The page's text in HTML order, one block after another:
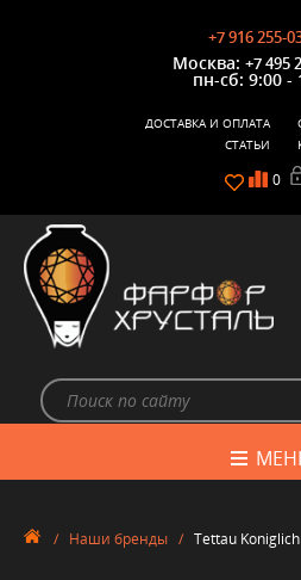
+7 916 255-
Москва: +7 495
пн-сб: 9:00 -
0
ДОСТАВКА И ОПЛАТА
СТАТЬИ
/ Наши бренды / Tettau Koniglich